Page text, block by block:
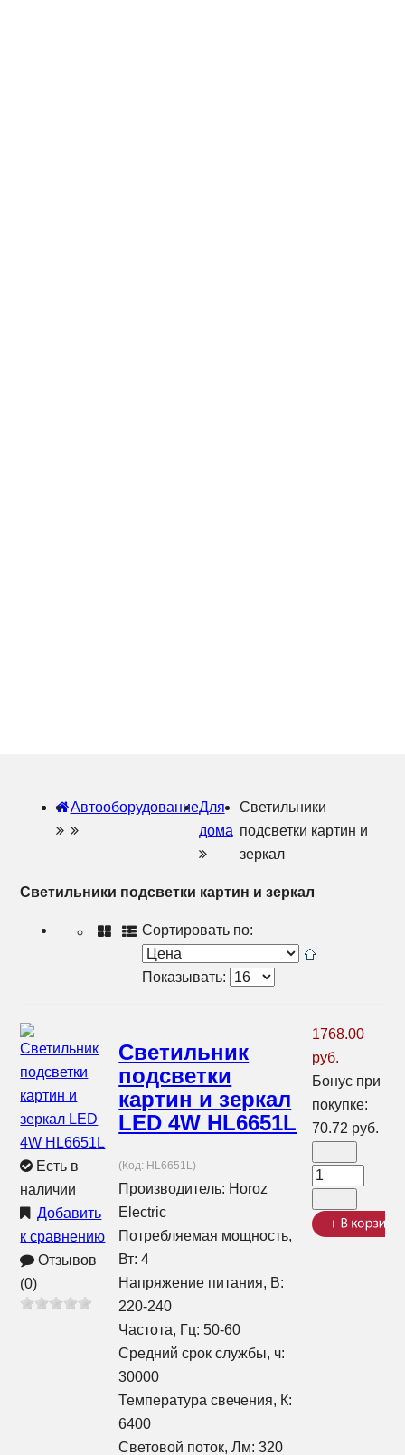
АвтооборудованиеДля
дома
Светильники
подсветки картин и
зеркал
Светильники подсветки картин и зеркал
Сортировать по:
Показывать:
Есть в
наличии
Добавить
к сравнению
Отзывов
(0)
Светильник
подсветки
картин и зеркал
LED 4W HL6651L
(Код: HL6651L)
Производитель: Horoz
Electric
Потребляемая мощность,
Вт: 4
Напряжение питания, В:
220-240
Частота, Гц: 50-60
Средний срок службы, ч:
30000
Температура свечения, К:
6400
Световой поток, Лм: 320
1768.00
руб.
Бонус при
покупке:
70.72 руб.